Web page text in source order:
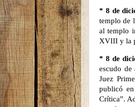
* 8 de
templo de
al templo
XVIII y la
* 8 de
escudo
Juez
publicó
Crítica”.